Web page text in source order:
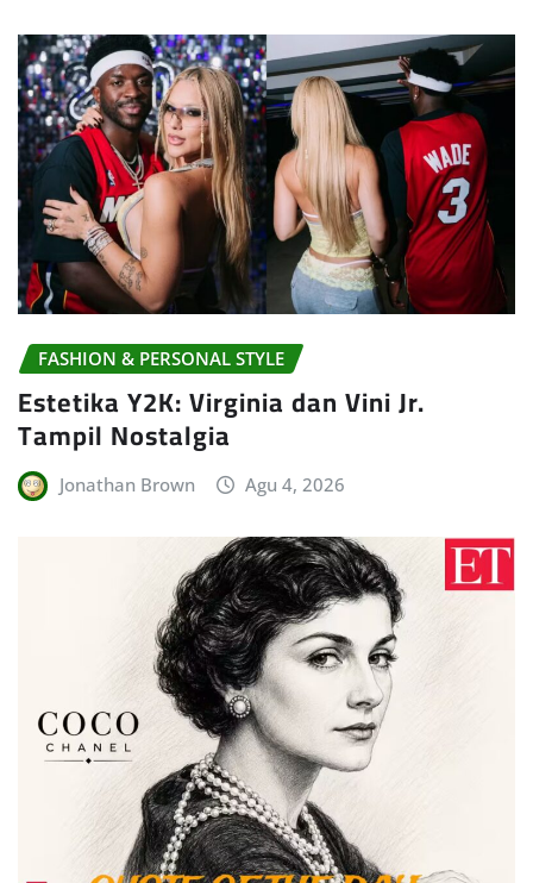
FASHION & PERSONAL STYLE
Estetika Y2K: Virginia dan Vini Jr.
Tampil Nostalgia
Jonathan Brown Agu 4, 2026